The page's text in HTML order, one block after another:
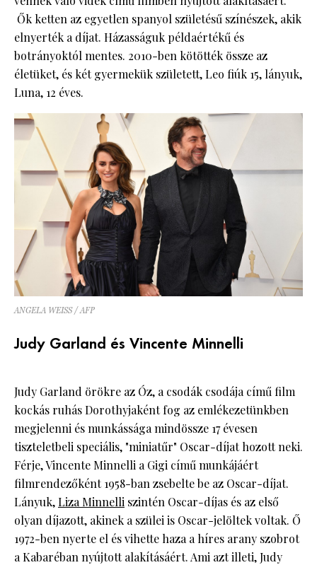
Ők ketten az egyetlen spanyol születésű színészek, akik
elnyerték a díjat. Házasságuk példaértékű és
botrányoktól mentes. 2010-ben kötötték össze az
életüket, és két gyermekük született, Leo fiúk 15, lányuk,
Luna, 12 éves.
ANGELA WEISS / AFP
Judy Garland és Vincente Minnelli
Judy Garland örökre az Óz, a csodák csodája című film
kockás ruhás Dorothyjaként fog az emlékezetünkben
megjelenni és munkássága mindössze 17 évesen
tiszteletbeli speciális, "miniatűr" Oscar-díjat hozott neki.
Férje, Vincente Minnelli a Gigi című munkájáért
filmrendezőként 1958-ban zsebelte be az Oscar-díjat.
Lányuk,Liza Minnelli szintén Oscar-díjas és az első
olyan díjazott, akinek a szülei is Oscar-jelöltek voltak. Ő
1972-ben nyerte el és vihette haza a híres arany szobrot
a Kabaréban nyújtott alakításáért. Ami azt illeti, Judy